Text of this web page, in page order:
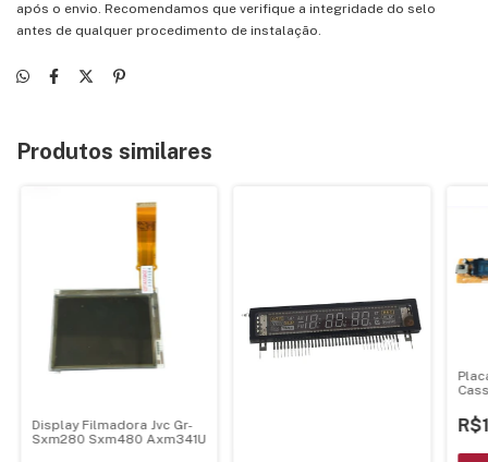
após o envio. Recomendamos que verifique a integridade do selo
antes de qualquer procedimento de instalação.
Produtos similares
Display Filmadora Jvc Gr-
Sxm280 Sxm480 Axm341U